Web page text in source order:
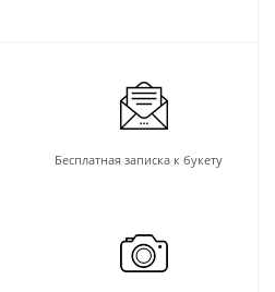
Бесплатная записка к букету